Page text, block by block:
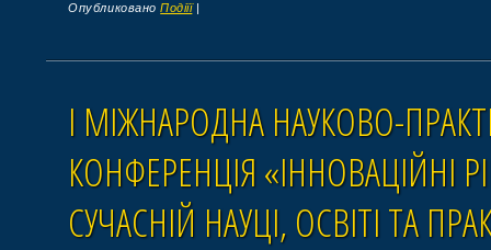
ОпубликованоПодіїї |
І МІЖНАРОДНА НАУКОВО-
КОНФЕРЕНЦІЯ «ІННОВАЦІЙНІ
СУЧАСНІЙ НАУЦІ, ОСВІТІ ТА